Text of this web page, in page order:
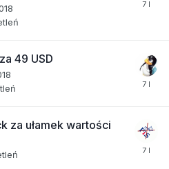
49 USD
za ułamek wartości